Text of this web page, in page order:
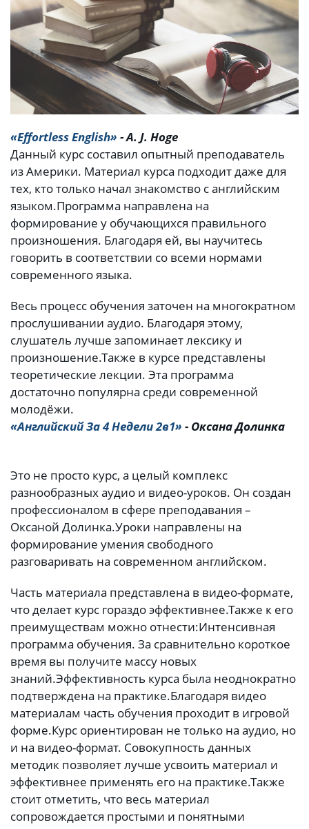
«Effortless English» - A. J. Hoge
Данный курс составил опытный преподаватель
из Америки. Материал курса подходит даже для
тех, кто только начал знакомство с английским
языком.Программа направлена на
формирование у обучающихся правильного
произношения. Благодаря ей, вы научитесь
говорить в соответствии со всеми нормами
современного языка.
Весь процесс обучения заточен на многократном
прослушивании аудио. Благодаря этому,
слушатель лучше запоминает лексику и
произношение.Также в курсе представлены
теоретические лекции. Эта программа
достаточно популярна среди современной
молодёжи.
«Английский За 4 Недели 2в1» - Оксана Долинка
Это не просто курс, а целый комплекс
разнообразных аудио и видео-уроков. Он создан
профессионалом в сфере преподавания –
Оксаной Долинка.Уроки направлены на
формирование умения свободного
разговаривать на современном английском.
Часть материала представлена в видео-формате,
что делает курс гораздо эффективнее.Также к его
преимуществам можно отнести:Интенсивная
программа обучения. За сравнительно короткое
время вы получите массу новых
знаний.Эффективность курса была неоднократно
подтверждена на практике.Благодаря видео
материалам часть обучения проходит в игровой
форме.Курс ориентирован не только на аудио, но
и на видео-формат. Совокупность данных
методик позволяет лучше усвоить материал и
эффективнее применять его на практике.Также
стоит отметить, что весь материал
сопровождается простыми и понятными